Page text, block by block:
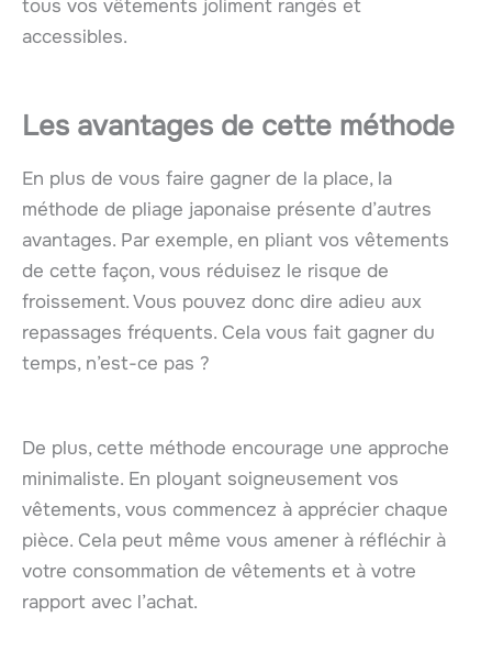
tous vos vêtements joliment rangés et
accessibles.
Les avantages de cette méthode
En plus de vous faire gagner de la place, la
méthode de pliage japonaise présente d’autres
avantages. Par exemple, en pliant vos vêtements
de cette façon, vous réduisez le risque de
froissement. Vous pouvez donc dire adieu aux
repassages fréquents. Cela vous fait gagner du
temps, n’est-ce pas ?
De plus, cette méthode encourage une approche
minimaliste. En ployant soigneusement vos
vêtements, vous commencez à apprécier chaque
pièce. Cela peut même vous amener à réfléchir à
votre consommation de vêtements et à votre
rapport avec l’achat.